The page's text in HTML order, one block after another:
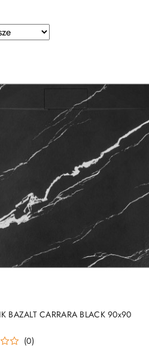
BAZALT CARRARA BLACK 90x90
(0)
DO KOSZYKA